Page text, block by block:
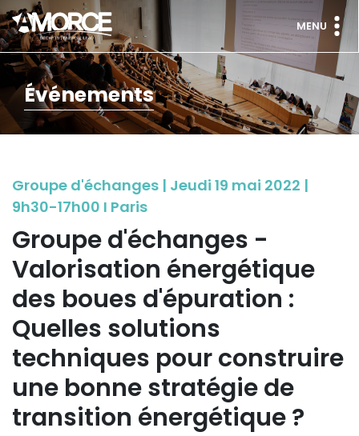
MENU
Événements
Groupe d'échanges | Jeudi 19 mai 2022 |
9h30-17h00 I Paris
Groupe d'échanges -
Valorisation énergétique
des boues d'épuration :
Quelles solutions
techniques pour construire
une bonne stratégie de
transition énergétique ?